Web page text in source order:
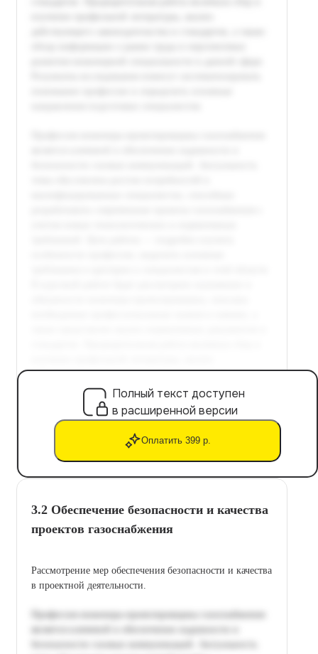
Полный текст доступен
в расширенной версии
Оплатить 399 р.
3.2 Обеспечение безопасности и качества
проектов газоснабжения
Рассмотрение мер обеспечения безопасности и качества
в проектной деятельности.